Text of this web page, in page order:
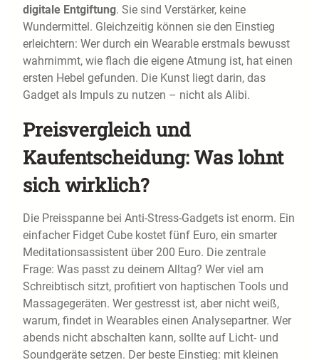
digitale Entgiftung. Sie sind Verstärker, keine
Wundermittel. Gleichzeitig können sie den Einstieg
erleichtern: Wer durch ein Wearable erstmals bewusst
wahrnimmt, wie flach die eigene Atmung ist, hat einen
ersten Hebel gefunden. Die Kunst liegt darin, das
Gadget als Impuls zu nutzen – nicht als Alibi.
Preisvergleich und
Kaufentscheidung: Was lohnt
sich wirklich?
Die Preisspanne bei Anti-Stress-Gadgets ist enorm. Ein
einfacher Fidget Cube kostet fünf Euro, ein smarter
Meditationsassistent über 200 Euro. Die zentrale
Frage: Was passt zu deinem Alltag? Wer viel am
Schreibtisch sitzt, profitiert von haptischen Tools und
Massagegeräten. Wer gestresst ist, aber nicht weiß,
warum, findet in Wearables einen Analysepartner. Wer
abends nicht abschalten kann, sollte auf Licht- und
Soundgeräte setzen. Der beste Einstieg: mit kleinen